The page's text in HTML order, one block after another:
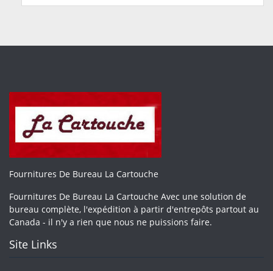
Fournitures De Bureau La Cartouche
Fournitures De Bureau La Cartouche Avec une solution de
bureau complète, l'expédition à partir d'entrepôts partout au
Canada - il n'y a rien que nous ne puissions faire.
Site Links